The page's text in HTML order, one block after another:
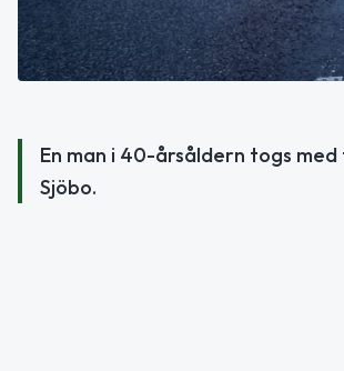
En man i 40-årsåldern togs
Sjöbo.